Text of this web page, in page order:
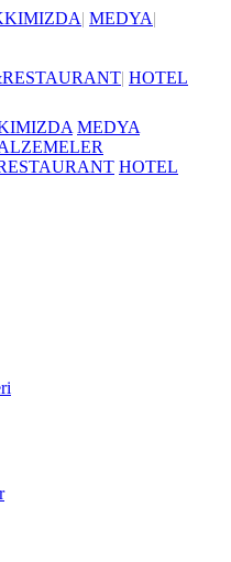
| MEDYA|
| HOTEL
MEDYA
HOTEL